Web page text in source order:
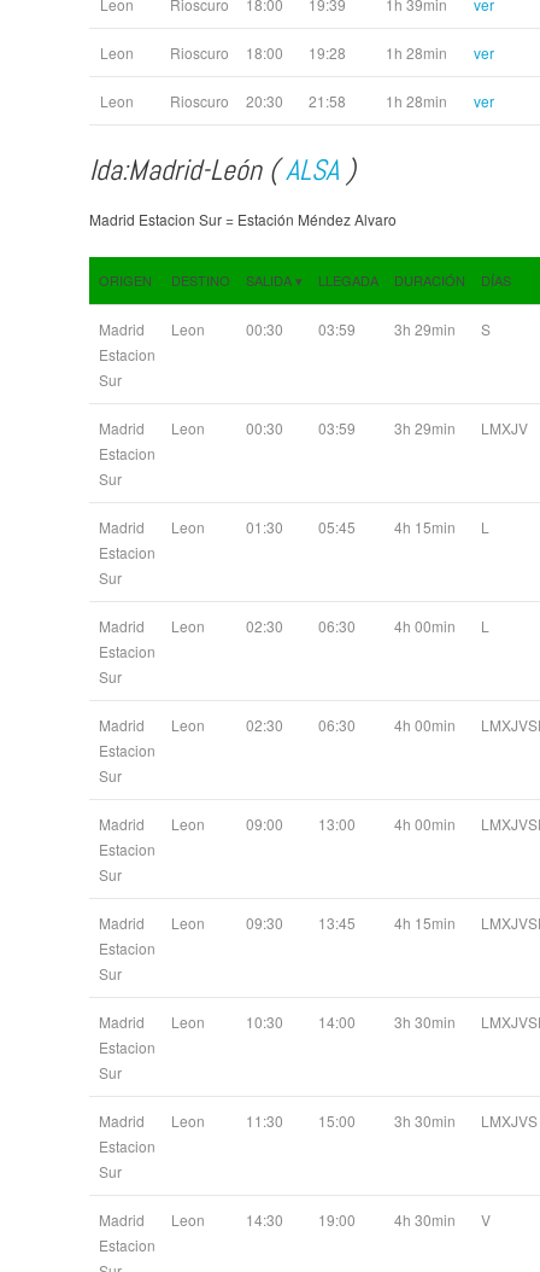
Leon Rioscuro 18:00 19:39 1h 39min ver
Leon Rioscuro 18:00 19:28 1h 28min ver
Leon Rioscuro 20:30 21:58 1h 28min ver
Ida:Madrid-León (ALSA )
Madrid Estacion Sur = Estación Méndez Alvaro
ORIGEN DESTINO SALIDA▾ LLEGADA DURACIÓN DÍAS
Madrid
Estacion
Sur
Leon 00:30 03:59 3h 29min S
Madrid
Estacion
Sur
Leon 00:30 03:59 3h 29min LMXJV
Madrid
Estacion
Sur
Leon 01:30 05:45 4h 15min L
Madrid
Estacion
Sur
Leon 02:30 06:30 4h 00min L
Madrid
Estacion
Sur
Leon 02:30 06:30 4h 00min
Madrid
Estacion
Sur
Leon 09:00 13:00 4h 00min
Madrid
Estacion
Sur
Leon 09:30 13:45 4h 15min
Madrid
Estacion
Sur
Leon 10:30 14:00 3h 30min
Madrid
Estacion
Sur
Leon 11:30 15:00 3h 30min LMXJVS
Madrid
Estacion
Leon 14:30 19:00 4h 30min V